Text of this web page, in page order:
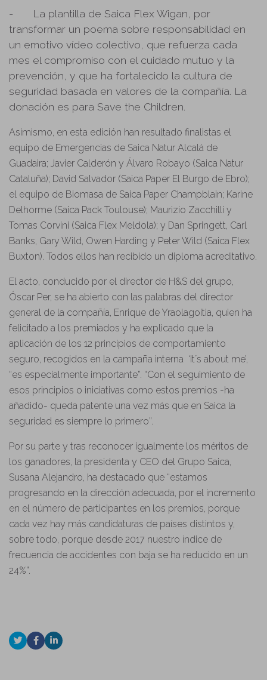
-
La plantilla de Saica Flex Wigan, por
transformar un poema sobre responsabilidad en
un emotivo vídeo colectivo, que refuerza cada
mes el compromiso con el cuidado mutuo y la
prevención, y que ha fortalecido la cultura de
seguridad basada en valores de la compañía. La
donación es para Save the Children.
Asimismo, en esta edición han resultado finalistas el
equipo de Emergencias de Saica Natur Alcalá de
Guadaira; Javier Calderón y Álvaro Robayo (Saica Natur
Cataluña); David Salvador (Saica Paper El Burgo de Ebro);
el equipo de Biomasa de Saica Paper Champblain; Karine
Delhorme (Saica Pack Toulouse); Maurizio Zacchilli y
Tomas Corvini (Saica Flex Meldola); y Dan Springett, Carl
Banks, Gary Wild, Owen Harding y Peter Wild (Saica Flex
Buxton). Todos ellos han recibido un diploma acreditativo.
El acto, conducido por el director de H&S del grupo,
Óscar Per, se ha abierto con las palabras del director
general de la compañía, Enrique de Yraolagoitia, quien ha
felicitado a los premiados y ha explicado que la
aplicación de los 12 principios de comportamiento
seguro, recogidos en la campaña interna ‘It´s about me’,
“es especialmente importante”. “Con el seguimiento de
esos principios o iniciativas como estos premios -ha
añadido- queda patente una vez más que en Saica la
seguridad es siempre lo primero”.
Por su parte y tras reconocer igualmente los méritos de
los ganadores, la presidenta y CEO del Grupo Saica,
Susana Alejandro, ha destacado que “estamos
progresando en la dirección adecuada, por el incremento
en el número de participantes en los premios, porque
cada vez hay más candidaturas de países distintos y,
sobre todo, porque desde 2017 nuestro índice de
frecuencia de accidentes con baja se ha reducido en un
24%”.